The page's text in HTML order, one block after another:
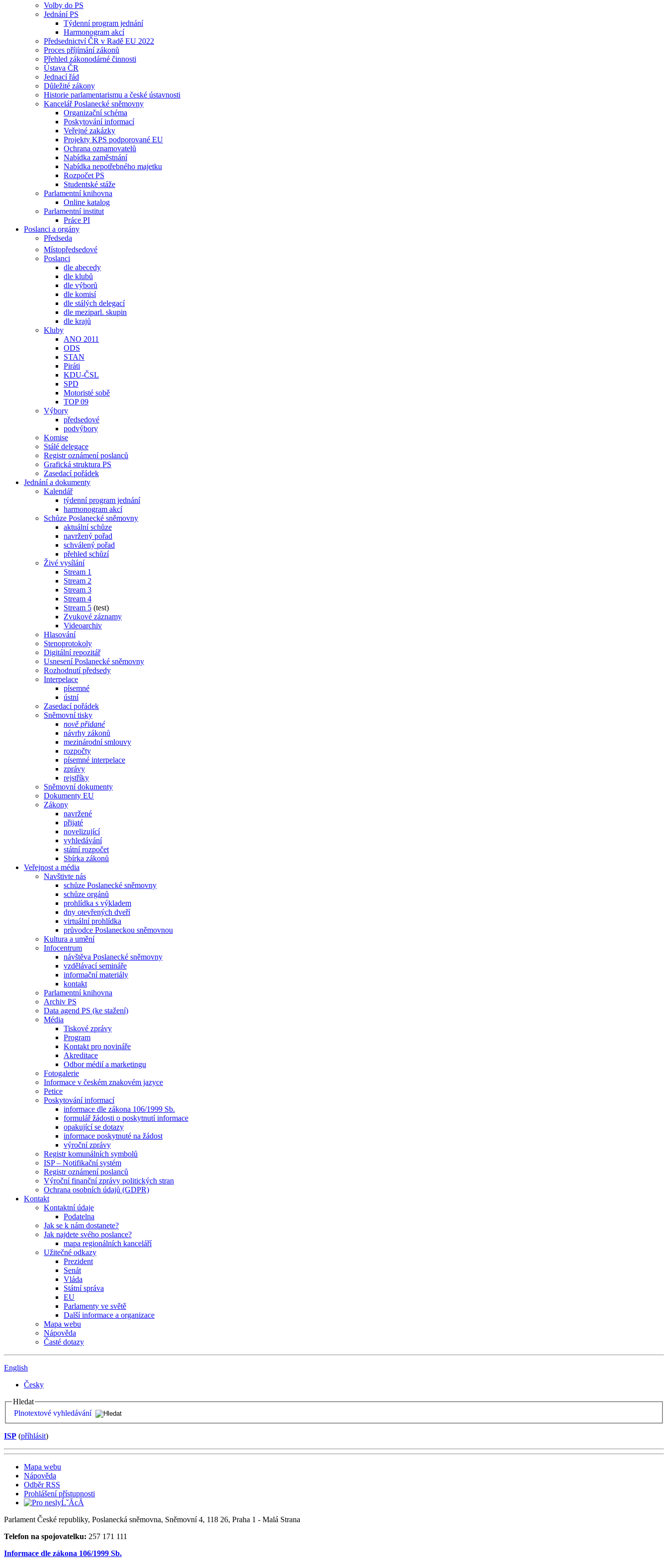
Volby do PS
Jednání PS
Týdenní program jednání
Harmonogram akcí
Předsednictví ČR v Radě EU 2022
Proces příjímání zákonů
Přehled zákonodárné činnosti
Ústava ČR
Jednací řád
Důležité zákony
Historie parlamentarismu a české ústavnosti
Kancelář Poslanecké sněmovny
Organizační schéma
Poskytování informací
Veřejné zakázky
Projekty KPS podporované EU
Ochrana oznamovatelů
Nabídka zaměstnání
Nabídka nepotřebného majetku
Rozpočet PS
Studentské stáže
Parlamentní knihovna
Online katalog
Parlamentní institut
Práce PI
Poslanci a orgány
Předseda
Místopředsedové
Poslanci
dle abecedy
dle klubů
dle výborů
dle komisí
dle stálých delegací
dle meziparl. skupin
dle krajů
Kluby
ANO 2011
ODS
STAN
Piráti
KDU-ČSL
SPD
Motoristé sobě
TOP 09
Výbory
předsedové
podvýbory
Komise
Stálé delegace
Registr oznámení poslanců
Grafická struktura PS
Zasedací pořádek
Jednání a dokumenty
Kalendář
týdenní program jednání
harmonogram akcí
Schůze Poslanecké sněmovny
aktuální schůze
navržený pořad
schválený pořad
přehled schůzí
Živé vysílání
Stream 1
Stream 2
Stream 3
Stream 4
Stream 5 (test)
Zvukové záznamy
Videoarchiv
Hlasování
Stenoprotokoly
Digitální repozitář
Usnesení Poslanecké sněmovny
Rozhodnutí předsedy
Interpelace
písemné
ústní
Zasedací pořádek
Sněmovní tisky
nově přidané
návrhy zákonů
mezinárodní smlouvy
rozpočty
písemné interpelace
zprávy
rejstříky
Sněmovní dokumenty
Dokumenty EU
Zákony
navržené
přijaté
novelizující
vyhledávání
státní rozpočet
Sbírka zákonů
Veřejnost a média
Navštivte nás
schůze Poslanecké sněmovny
schůze orgánů
prohlídka s výkladem
dny otevřených dveří
virtuální prohlídka
průvodce Poslaneckou sněmovnou
Kultura a umění
Infocentrum
návštěva Poslanecké sněmovny
vzdělávací semináře
informační materiály
kontakt
Parlamentní knihovna
Archiv PS
Data agend PS (ke stažení)
Média
Tiskové zprávy
Program
Kontakt pro novináře
Akreditace
Odbor médií a marketingu
Fotogalerie
Informace v českém znakovém jazyce
Petice
Poskytování informací
informace dle zákona 106/1999 Sb.
formulář žádosti o poskytnutí informace
opakující se dotazy
informace poskytnuté na žádost
výroční zprávy
Registr komunálních symbolů
ISP – Notifikační systém
Registr oznámení poslanců
Výroční finanční zprávy politických stran
Ochrana osobních údajů (GDPR)
Kontakt
Kontaktní údaje
Podatelna
Jak se k nám dostanete?
Jak najdete svého poslance?
mapa regionálních kanceláří
Užitečné odkazy
Prezident
Senát
Vláda
Státní správa
EU
Parlamenty ve světě
Další informace a organizace
Mapa webu
Nápověda
Časté dotazy
English
Česky
Hledat
Plnotextové vyhledávání
ISP (příhlásit)
Mapa webu
Nápověda
Odběr RSS
Prohlášení přístupnosti
Parlament České republiky, Poslanecká sněmovna, Sněmovní 4, 118 26, Praha 1 - Malá Strana
Telefon na spojovatelku: 257 171 111
Informace dle zákona 106/1999 Sb.